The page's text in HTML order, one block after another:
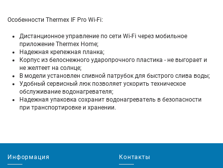
Особенности Thermex IF Pro Wi-Fi:
Дистанционное управление по сети Wi-Fi через мобильное
приложение Thermex Home;
Надежная крепежная планка;
Корпус из белоснежного ударопрочного пластика - не выгорает и
не желтеет на солнце;
В модели установлен сливной патрубок для быстрого слива воды;
Удобный сервисный люк позволяет ускорить техническое
обслуживание водонагревателя;
Надежная упаковка сохранит водонагреватель в безопасности
при транспортировке и хранении.
Информация Контакты